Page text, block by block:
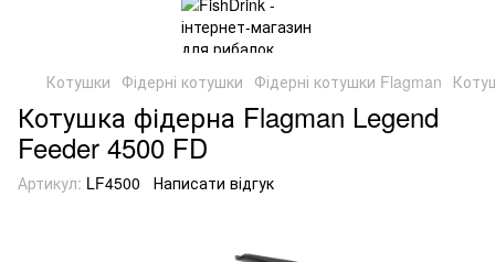
Котушки Фідерні котушки Фідерні котушки Flagman
Котушка фідерна Flagman Legend
Feeder 4500 FD
Артикул: LF4500 Написати відгук